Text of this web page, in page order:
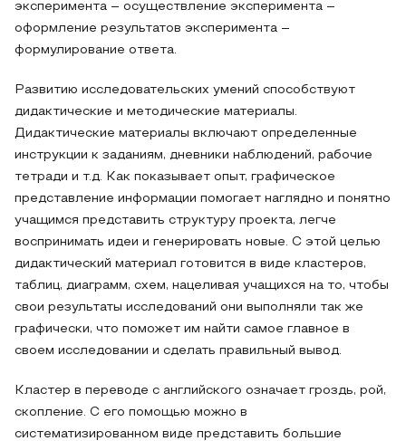
эксперимента – осуществление эксперимента –
оформление результатов эксперимента –
формулирование ответа.
Развитию исследовательских умений способствуют
дидактические и методические материалы.
Дидактические материалы включают определенные
инструкции к заданиям, дневники наблюдений, рабочие
тетради и т.д. Как показывает опыт, графическое
представление информации помогает наглядно и понятно
учащимся представить структуру проекта, легче
воспринимать идеи и генерировать новые. С этой целью
дидактический материал готовится в виде кластеров,
таблиц, диаграмм, схем, нацеливая учащихся на то, чтобы
свои результаты исследований они выполняли так же
графически, что поможет им найти самое главное в
своем исследовании и сделать правильный вывод.
Кластер в переводе с английского означает гроздь, рой,
скопление. С его помощью можно в
систематизированном виде представить большие